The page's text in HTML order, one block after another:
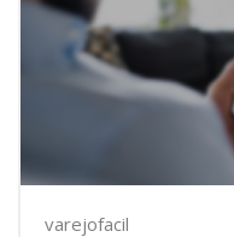
varejofacil